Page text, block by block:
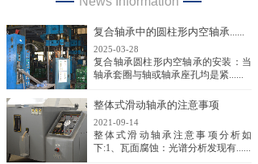
复合轴承中的圆柱形内空轴承......
2025-03-28
复合轴承圆柱形内空轴承的安装：当
轴承套圈与轴或轴承座孔均是紧......
整体式滑动轴承的注意事项
2021-09-14
整体式滑动轴承注意事项分析如
下:1、瓦面腐蚀：光谱分析发现有......